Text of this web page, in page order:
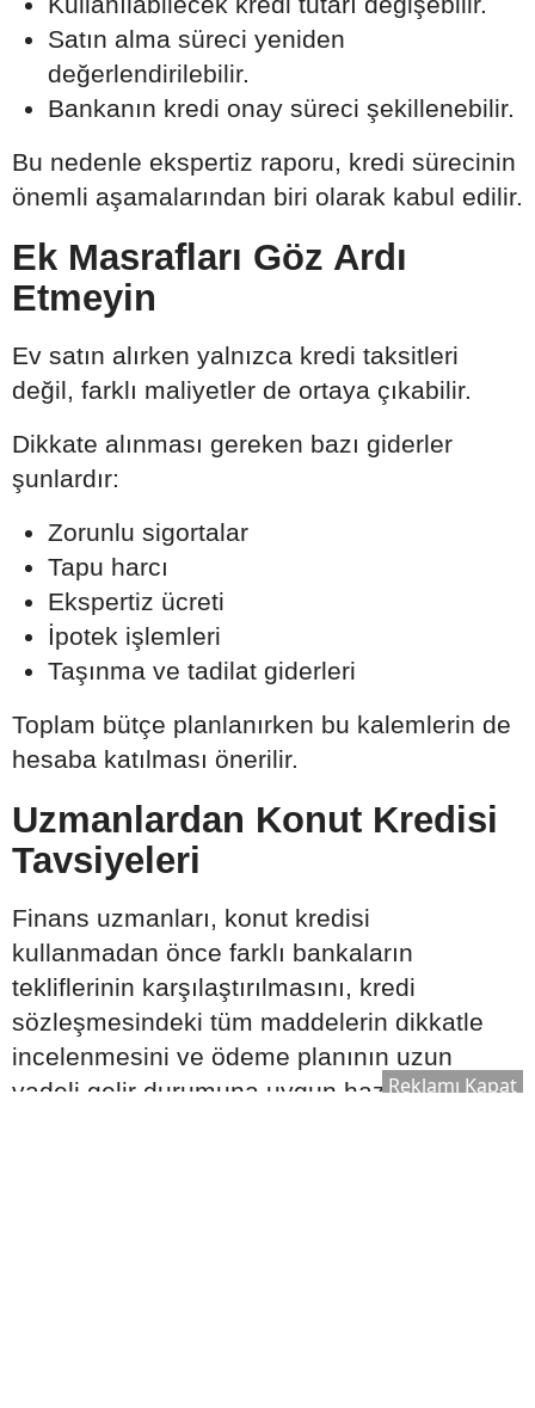
Satın alma süreci yeniden
değerlendirilebilir.
Bankanın kredi onay süreci şekillenebilir.
Bu nedenle ekspertiz raporu, kredi sürecinin
önemli aşamalarından biri olarak kabul edilir.
Ek Masrafları Göz Ardı
Etmeyin
Ev satın alırken yalnızca kredi taksitleri
değil, farklı maliyetler de ortaya çıkabilir.
Dikkate alınması gereken bazı giderler
şunlardır:
Zorunlu sigortalar
Tapu harcı
Ekspertiz ücreti
İpotek işlemleri
Taşınma ve tadilat giderleri
Toplam bütçe planlanırken bu kalemlerin de
hesaba katılması önerilir.
Uzmanlardan Konut Kredisi
Tavsiyeleri
Finans uzmanları, konut kredisi
kullanmadan önce farklı bankaların
tekliflerinin karşılaştırılmasını, kredi
sözleşmesindeki tüm maddelerin dikkatle
incelenmesini ve ödeme planının uzun
vadeli gelir durumuna uygun hazırlanmasını
Reklamı Kapat